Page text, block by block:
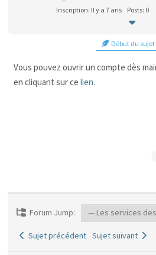
Inscription: Il y a 7 ans Posts: 0
Début du sujet
Vous pouvez ouvrir un compte dès
en cliquant sur ce lien.
Forum Jump:
Sujet précédent Sujet suivant